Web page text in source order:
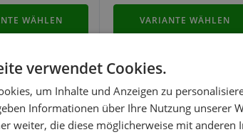
WÄHLEN VARIANTE WÄHLEN
MIT
verwendet Cookies.
um Inhalte und Anzeigen zu
Informationen über Ihre Nutzung unserer
weiter, die diese möglicherweise mit